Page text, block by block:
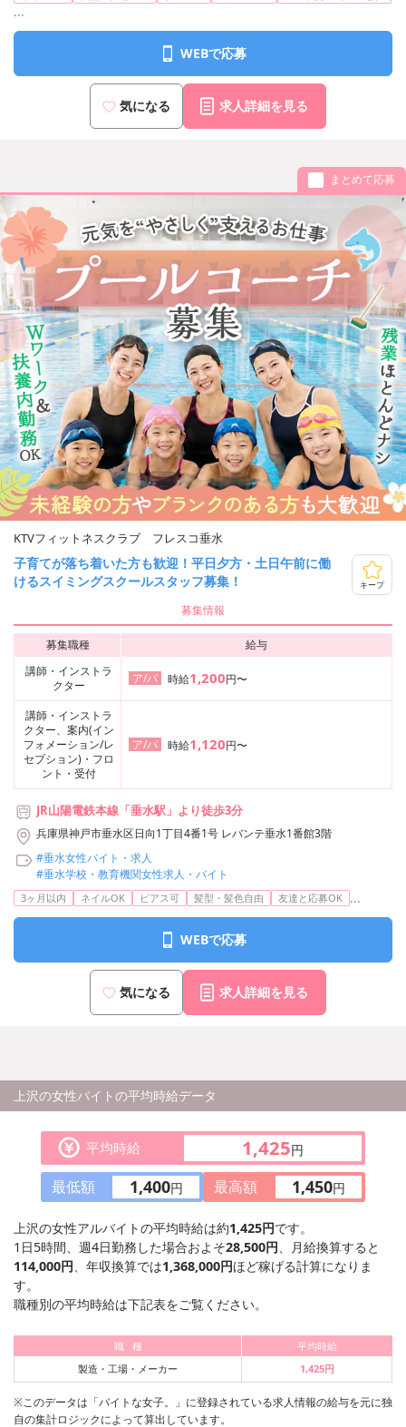
...
WEBで応募
気になる 求人詳細を見る
まとめて応募
KTVフィットネスクラブ フレスコ垂水
子育てが落ち着いた方も歓迎！平日夕方・土日午前に働
けるスイミングスクールスタッフ募集！
キープ
募集情報
募集職種
給与
講師・インストラ
クター
ア/パ 時給1,200円〜
講師・インストラ
クター、案内(イン
フォメーション/レ
セプション)・フロ
ント・受付
ア/パ 時給1,120円〜
JR山陽電鉄本線「垂水駅」より徒歩3分
兵庫県神戸市垂水区日向1丁目4番1号 レバンテ垂水1番館3階
#垂水女性バイト・求人
#垂水学校・教育機関女性求人・バイト
3ヶ月以内 ネイルOK ピアス可 髪型・髪色自由 友達と応募OK ...
WEBで応募
気になる 求人詳細を見る
上沢の女性バイトの平均時給データ
平均時給 1,425円
最低額 1,400円 最高額 1,450円
上沢の女性アルバイトの平均時給は約1,425円です。
1日5時間、週4日勤務した場合およそ28,500円、月給換算すると
114,000円、年収換算では1,368,000円ほど稼げる計算になりま
す。
職種別の平均時給は下記表をご覧ください。
職 種
平均時給
製造・工場・メーカー
1,425円
※このデータは「バイトな女子。」に登録されている求人情報の給与を元に独
自の集計ロジックによって算出しています。